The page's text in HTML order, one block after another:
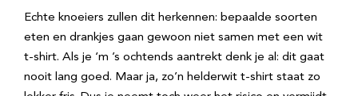
Echte knoeiers zullen dit herkennen: bepaalde soorten
eten en drankjes gaan gewoon niet samen met een wit
t-shirt. Als je ‘m ’s ochtends aantrekt denk je al: dit gaat
nooit lang goed. Maar ja, zo’n helderwit t-shirt staat zo